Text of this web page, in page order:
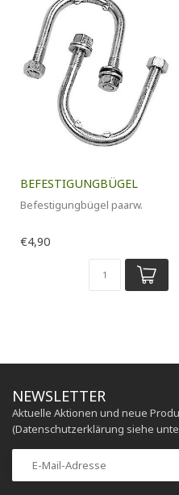
BEFESTIGUNGBÜGEL
Befestigungbügel paarw.
€4,90
NEWSLETTER
Aktuelle Aktionen und neue
(Datenschutzerklärung siehe